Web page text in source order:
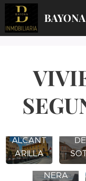
BAYONA
ALCANT
ARILLA
SANGO
NERA